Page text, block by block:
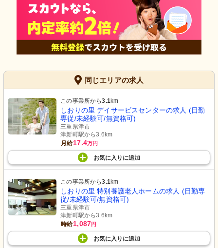
同じエリアの求人
この事業所から3.1km
しおりの里 デイサービスセンターの求人 (日勤
専従/未経験可/無資格可)
三重県津市
津新町駅から3.6km
月給17.4万円
お気に入り に追加
この事業所から3.1km
しおりの里 特別養護老人ホームの求人 (日勤専
従/未経験可/無資格可)
三重県津市
津新町駅から3.6km
時給1,087円
お気に入り に追加